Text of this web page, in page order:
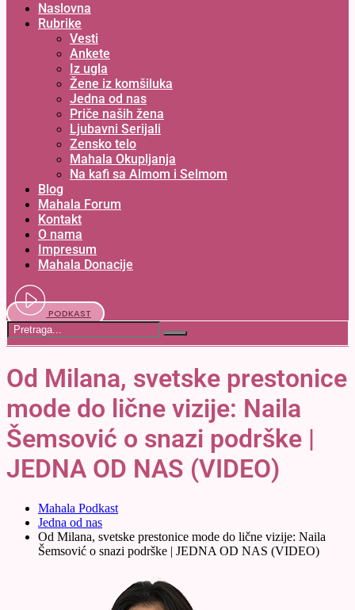
Naslovna
Rubrike
Vesti
Ankete
Iz ugla
Žene iz komšiluka
Jedna od nas
Priče naših žena
Ljubavni Serijali
Zensko telo
Mahala Okupljanja
Na kafi sa Almom i Selmom
Blog
Mahala Forum
Kontakt
O nama
Impresum
Mahala Donacije
PODKAST
Od Milana, svetske prestonice
mode do lične vizije: Naila
Šemsović o snazi podrške |
JEDNA OD NAS (VIDEO)
Mahala Podkast
Jedna od nas
Od Milana, svetske prestonice mode do lične vizije: Naila
Šemsović o snazi podrške | JEDNA OD NAS (VIDEO)